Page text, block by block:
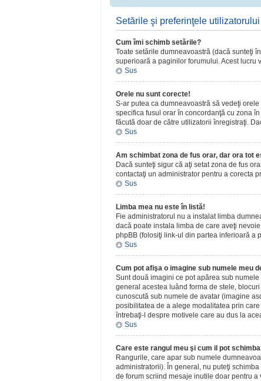
Setările şi preferinţele utilizatorului
Cum îmi schimb setările?
Toate setările dumneavoastră (dacă sunteţi
superioară a paginilor forumului. Acest lucru
Sus
Orele nu sunt corecte!
S-ar putea ca dumneavoastră să vedeţi
specifica fusul orar în concordanţă cu zona
făcută doar de către utilizatorii înregistraţi.
Sus
Am schimbat zona de fus orar, dar ora tot
Dacă sunteţi sigur că aţi setat zona de fus
contactaţi un administrator pentru a corecta
Sus
Limba mea nu este în listă!
Fie administratorul nu a instalat limba
dacă poate instala limba de care aveţi
phpBB (folosiţi link-ul din partea inferioară a
Sus
Cum pot afişa o imagine sub numele meu
Sunt două imagini ce pot apărea sub
general acestea luând forma de stele,
cunoscută sub numele de avatar (imagine
posibilitatea de a alege modalitatea prin
întrebaţi-l despre motivele care au dus la
Sus
Care este rangul meu şi cum il pot
Rangurile, care apar sub numele
administratorii). În general, nu puteţi
de forum scriind mesaje inutile doar pentru